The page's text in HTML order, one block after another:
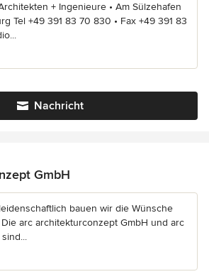
+ Ingenieure • Am Sülzehafen
Tel +49 391 83 70 830 • Fax +49 391 83
Nachricht
GmbH
bauen wir die Wünsche
arc architekturconzept GmbH und arc